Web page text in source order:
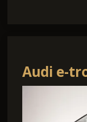
Audi e-
tron S